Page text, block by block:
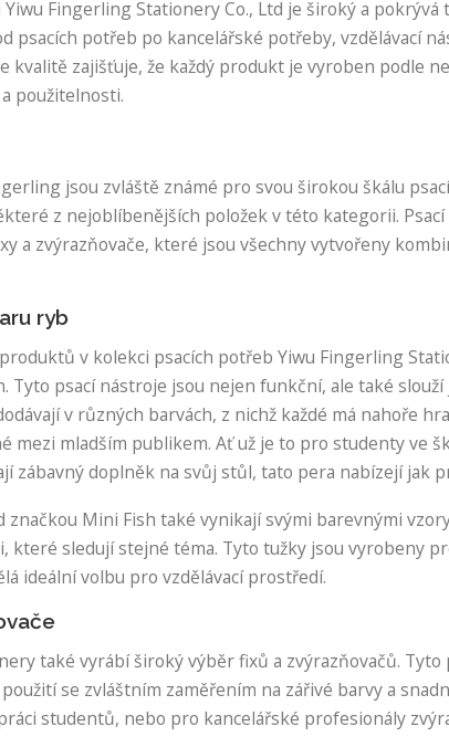
Fingerling Stationery Co., Ltd je široký a pokrývá
psacích potřeb po kancelářské potřeby, vzdělávací
kvalitě zajišťuje, že každý produkt je vyroben podle
použitelnosti.
jsou zvláště známé pro svou širokou škálu
z nejoblíbenějších položek v této kategorii.
a zvýrazňovače, které jsou všechny vytvořeny
ryb
v kolekci psacích potřeb Yiwu Fingerling
Tyto psací nástroje jsou nejen funkční, ale také
v různých barvách, z nichž každé má nahoře
mezi mladším publikem. Ať už je to pro studenty ve
zábavný doplněk na svůj stůl, tato pera nabízejí jak
značkou Mini Fish také vynikají svými barevnými
které sledují stejné téma. Tyto tužky jsou vyrobeny
ideální volbu pro vzdělávací prostředí.
také vyrábí široký výběr fixů a zvýrazňovačů.
se zvláštním zaměřením na zářivé barvy a
studentů, nebo pro kancelářské profesionály